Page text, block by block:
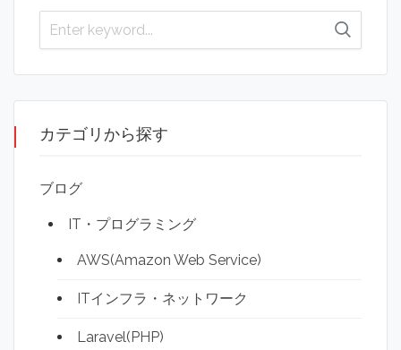
カテゴリから探す
ブログ
IT・プログラミング
AWS(Amazon Web Service)
ITインフラ・ネットワーク
Laravel(PHP)